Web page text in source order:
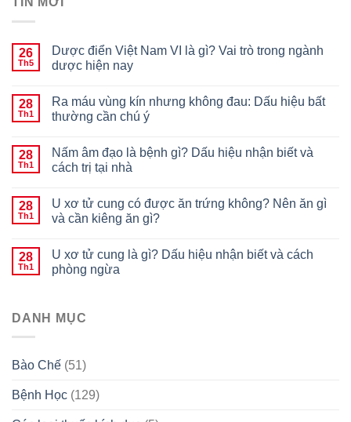
26
Th5
Dược điển Việt Nam VI là gì? Vai trò trong ngành
dược hiện nay
28
Th1
Ra máu vùng kín nhưng không đau: Dấu hiệu bất
thường cần chú ý
28
Th1
Nấm âm đạo là bệnh gì? Dấu hiệu nhận biết và
cách trị tại nhà
28
Th1
U xơ tử cung có được ăn trứng không? Nên ăn gì
và cần kiêng ăn gì?
28
Th1
U xơ tử cung là gì? Dấu hiệu nhận biết và cách
phòng ngừa
DANH MỤC
Bào Chế (51)
Bệnh Học (129)